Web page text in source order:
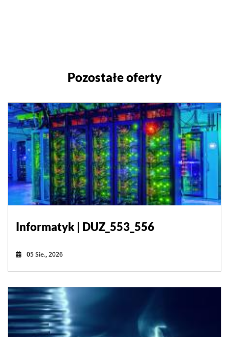
Pozostałe oferty
Informatyk | DUZ_553_556
05 Sie., 2026